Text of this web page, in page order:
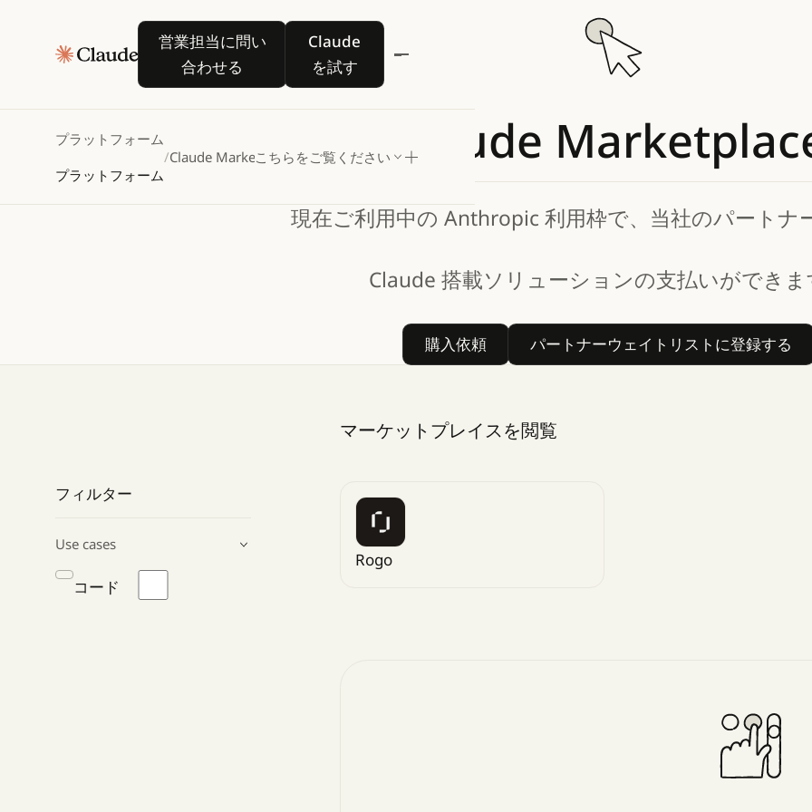
営業担当に問い
合わせる
営業担当に問い合わせる
Claude
を試す
Claude を試す
プラットフォーム
プラットフォーム
/Claude Marketplaceこちらをご覧ください Claude
現在ご利用中の Anthropic 利用枠で、当社のパートナ
Claude 搭載ソリューションの支払いができ
購入依頼
購入依頼
パートナーウェイトリストに登録する
パートナーウェイト
マーケットプレイスを閲覧
フィルター
Use cases
コード
Rogo